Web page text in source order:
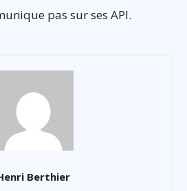
pas sur ses API.
Berthier